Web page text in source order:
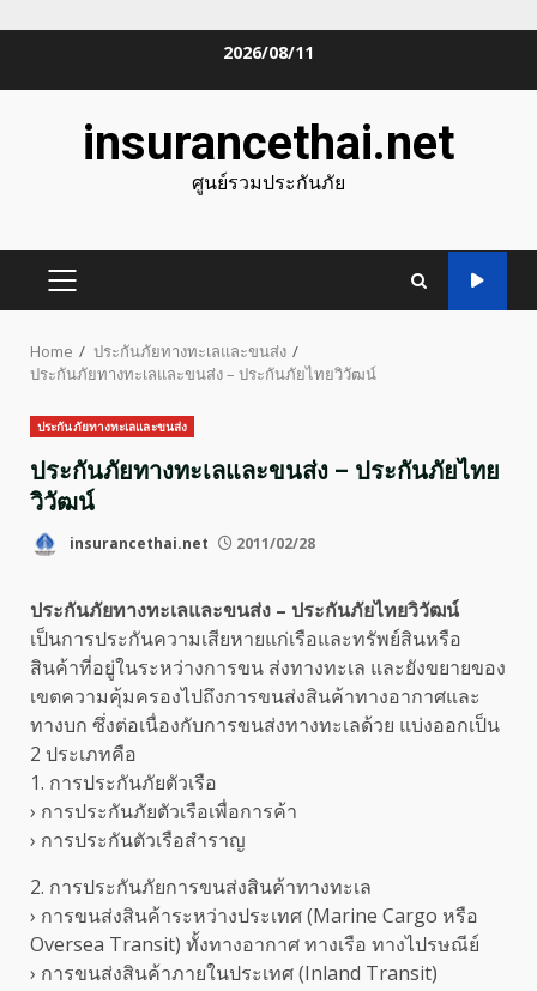
2026/08/11
insurancethai.net
ศูนย์รวมประกันภัย
PRIMARY
Home
ประกันภัยทางทะเลและขนส่ง
ประกันภัยทางทะเลและขนส่ง – ประกันภัยไทยวิวัฒน์
ประกันภัยทางทะเลและขนส่ง
ประกันภัยทางทะเลและขนส่ง – ประกันภัยไทย
วิวัฒน์
insurancethai.net 2011/02/28
ประกันภัยทางทะเลและขนส่ง – ประกันภัยไทยวิวัฒน์
เป็นการประกันความเสียหายแก่เรือและทรัพย์สินหรือ
สินค้าที่อยู่ในระหว่างการขน ส่งทางทะเล และยังขยายของ
เขตความคุ้มครองไปถึงการขนส่งสินค้าทางอากาศและ
ทางบก ซึ่งต่อเนื่องกับการขนส่งทางทะเลด้วย แบ่งออกเป็น
2 ประเภทคือ
1. การประกันภัยตัวเรือ
› การประกันภัยตัวเรือเพื่อการค้า
› การประกันตัวเรือสำราญ
2. การประกันภัยการขนส่งสินค้าทางทะเล
› การขนส่งสินค้าระหว่างประเทศ (Marine Cargo หรือ
Oversea Transit) ทั้งทางอากาศ ทางเรือ ทางไปรษณีย์
› การขนส่งสินค้าภายในประเทศ (Inland Transit)